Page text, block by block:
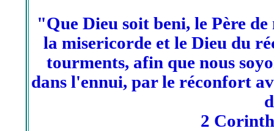
"Que Dieu soit beni, le Père
la misericorde et le Dieu du
tourments, afin que nous
dans l'ennui, par le réconfort
2